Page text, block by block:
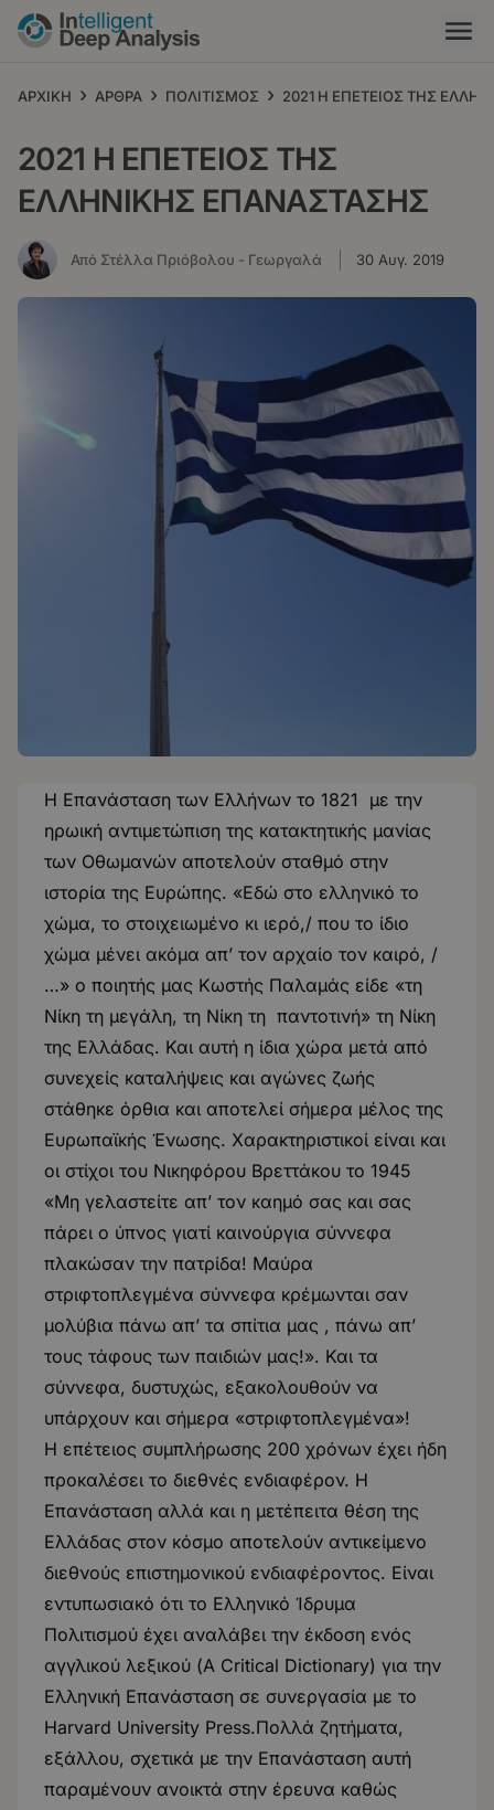
Παράκαμψη
προς
κυρίως
ΑΡΧΙΚΗ › ΑΡΘΡΑ › ΠΟΛΙΤΙΣΜΟΣ › 2021 Η ΕΠΕΤΕΙΟΣ ΤΗΣ
2021 Η ΕΠΕΤΕΙΟΣ ΤΗΣ
ΕΛΛΗΝΙΚΗΣ ΕΠΑΝΑΣΤΑΣΗΣ
Από Στέλλα Πριόβολου - Γεωργαλά 30 Αυγ. 2019
Η Επανάσταση των Ελλήνων το 1821 με την
ηρωική αντιμετώπιση της κατακτητικής μανίας
των Οθωμανών αποτελούν σταθμό στην
ιστορία της Ευρώπης. «Εδώ στο ελληνικό το
χώμα, το στοιχειωμένο κι ιερό,/ που το ίδιο
χώμα μένει ακόμα απ’ τον αρχαίο τον καιρό, /
…» ο ποιητής μας Κωστής Παλαμάς είδε «τη
Νίκη τη μεγάλη, τη Νίκη τη παντοτινή» τη Νίκη
της Ελλάδας. Και αυτή η ίδια χώρα μετά από
συνεχείς καταλήψεις και αγώνες ζωής
στάθηκε όρθια και αποτελεί σήμερα μέλος της
Ευρωπαϊκής Ένωσης. Χαρακτηριστικοί είναι και
οι στίχοι του Νικηφόρου Βρεττάκου το 1945
«Μη γελαστείτε απ’ τον καημό σας και σας
πάρει ο ύπνος γιατί καινούργια σύννεφα
πλακώσαν την πατρίδα! Μαύρα
στριφτοπλεγμένα σύννεφα κρέμωνται σαν
μολύβια πάνω απ’ τα σπίτια μας , πάνω απ’
τους τάφους των παιδιών μας!». Και τα
σύννεφα, δυστυχώς, εξακολουθούν να
υπάρχουν και σήμερα «στριφτοπλεγμένα»!
Η επέτειος συμπλήρωσης 200 χρόνων έχει ήδη
προκαλέσει το διεθνές ενδιαφέρον. Η
Επανάσταση αλλά και η μετέπειτα θέση της
Ελλάδας στον κόσμο αποτελούν αντικείμενο
διεθνούς επιστημονικού ενδιαφέροντος. Είναι
εντυπωσιακό ότι το Ελληνικό Ίδρυμα
Πολιτισμού έχει αναλάβει την έκδοση ενός
αγγλικού λεξικού (A Critical Dictionary) για την
Ελληνική Επανάσταση σε συνεργασία με το
Harvard University Press.Πολλά ζητήματα,
εξάλλου, σχετικά με την Επανάσταση αυτή
παραμένουν ανοικτά στην έρευνα καθώς